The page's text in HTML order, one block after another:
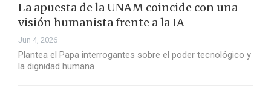
La apuesta de la UNAM coincide con una
visión humanista frente a la IA
Jun 4, 2026
Plantea el Papa interrogantes sobre el poder tecnológico y
la dignidad humana